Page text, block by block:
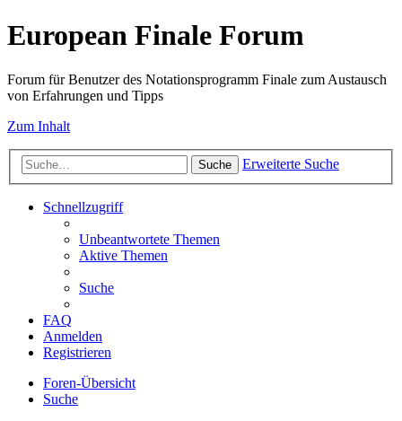
European Finale Forum
Forum für Benutzer des Notationsprogramm Finale zum Austausch
von Erfahrungen und Tipps
Zum Inhalt
Suche Erweiterte Suche
Schnellzugriff
Unbeantwortete Themen
Aktive Themen
Suche
FAQ
Anmelden
Registrieren
Foren-Übersicht
Suche